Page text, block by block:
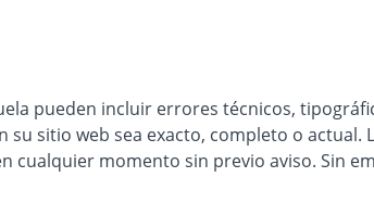
pueden incluir errores técnicos,
sitio web sea exacto, completo o actual.
cualquier momento sin previo aviso. Sin